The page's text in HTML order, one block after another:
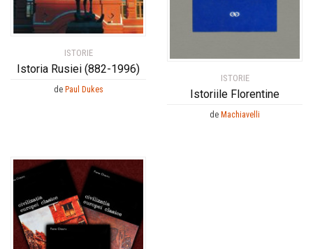
ISTORIE
Istoria Rusiei (882-1996)
de Paul Dukes
ISTORIE
Istoriile Florentine
de Machiavelli